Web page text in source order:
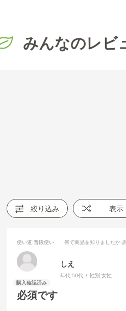
みんなのレビ
絞り込み 表示
必須です
使い道:普段使い 何で商品を知りましたか:
しえ
年代:50代 性別:女性